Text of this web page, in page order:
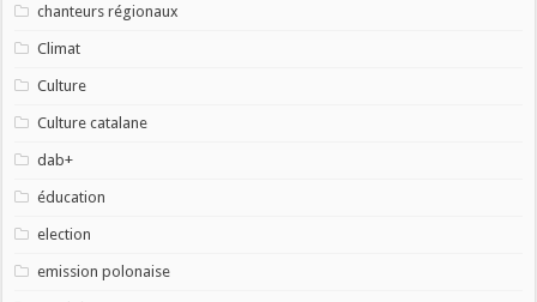
chanteurs régionaux
Climat
Culture
Culture catalane
dab+
éducation
election
emission polonaise